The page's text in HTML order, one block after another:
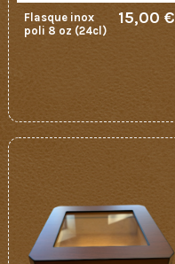
Flasque inox
poli 8 oz (24cl)
15,00 €